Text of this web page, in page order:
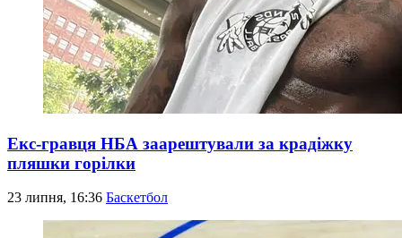
Екс-гравця НБА заарештували за крадіжку
пляшки горілки
23 липня, 16:36 Баскетбол